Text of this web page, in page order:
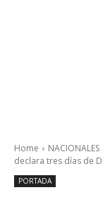
Home NACIONALES
declara tres días de
PORTADA